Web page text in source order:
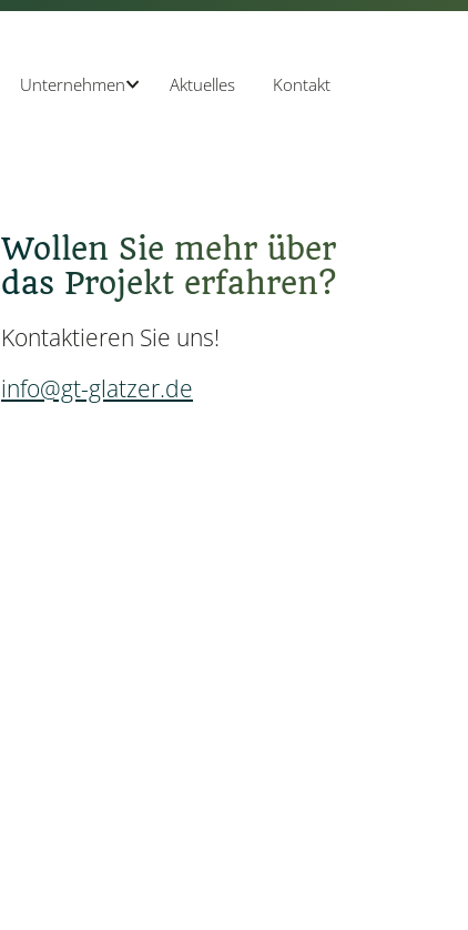
Unternehmen Aktuelles Kontakt
Wollen Sie mehr über
das Projekt erfahren?
Kontaktieren Sie uns!
info@gt-glatzer.de